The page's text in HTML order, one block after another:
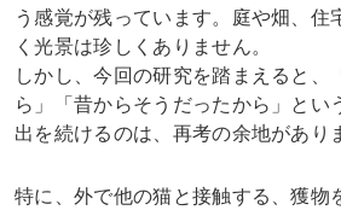
う感覚が残っています。庭や畑、住
く光景は珍しくありません。
しかし、今回の研究を踏まえると、
ら」「昔からそうだったから」とい
出を続けるのは、再考の余地があり
特に、外で他の猫と接触する、獲物